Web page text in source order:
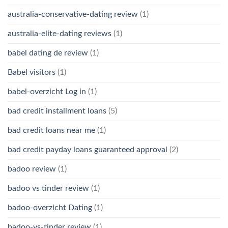
australia-conservative-dating review (1)
australia-elite-dating reviews (1)
babel dating de review (1)
Babel visitors (1)
babel-overzicht Log in (1)
bad credit installment loans (5)
bad credit loans near me (1)
bad credit payday loans guaranteed approval (2)
badoo review (1)
badoo vs tinder review (1)
badoo-overzicht Dating (1)